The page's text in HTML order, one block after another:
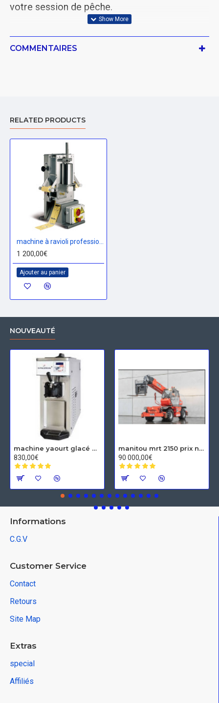
votre session de pêche.
COMMENTAIRES
RELATED PRODUCTS
1 200,00€
Ajouter au panier
NOUVEAUTÉ
machine yaourt glacé Spaceman
830,00€
manitou mrt 2150 prix neuf
90 000,00€
Informations
C.G.V
Customer Service
Contact
Retours
Site Map
Extras
special
Affiliés